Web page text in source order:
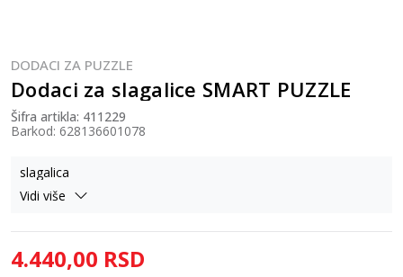
DODACI ZA PUZZLE
Dodaci za slagalice SMART PUZZLE
Šifra artikla: 411229
Barkod: 628136601078
slagalica
Vidi više
4.440,00 RSD